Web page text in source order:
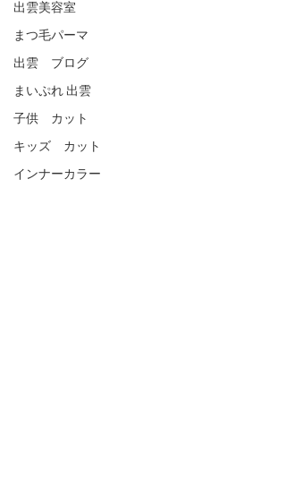
出雲美容室
まつ毛パーマ
出雲 ブログ
まいぷれ 出雲
子供 カット
キッズ カット
インナーカラー